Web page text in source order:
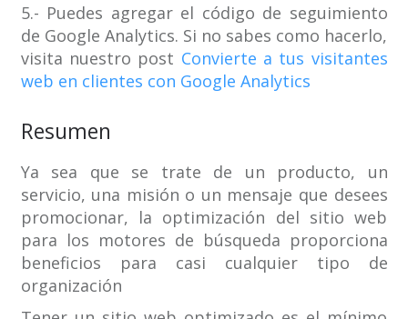
5.- Puedes agregar el código de seguimiento
de Google Analytics. Si no sabes como hacerlo,
visita nuestro post Convierte a tus visitantes
web en clientes con Google Analytics
Resumen
Ya sea que se trate de un producto, un
servicio, una misión o un mensaje que desees
promocionar, la optimización del sitio web
para los motores de búsqueda proporciona
beneficios para casi cualquier tipo de
organización